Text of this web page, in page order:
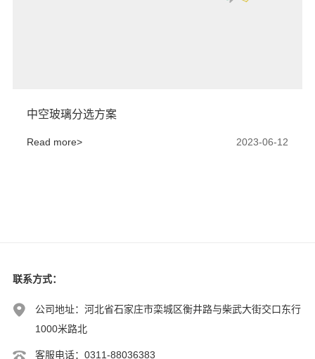
中空玻璃分选方案
Read more> 2023-06-12
联系方式：
公司地址：河北省石家庄市栾城区衡井路与柴武大街交口东行
1000米路北
客服电话：0311-88036383